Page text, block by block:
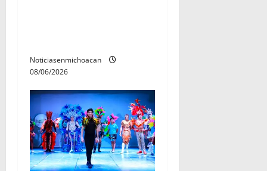
Noticiasenmichoacan
08/06/2026